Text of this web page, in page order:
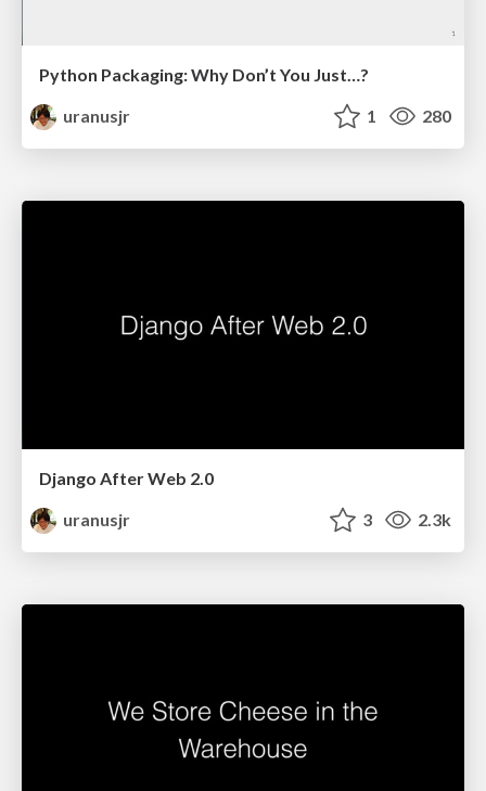
Python Packaging: Why Don’t You Just…?
uranusjr
1 280
Django After Web 2.0
uranusjr
3 2.3k